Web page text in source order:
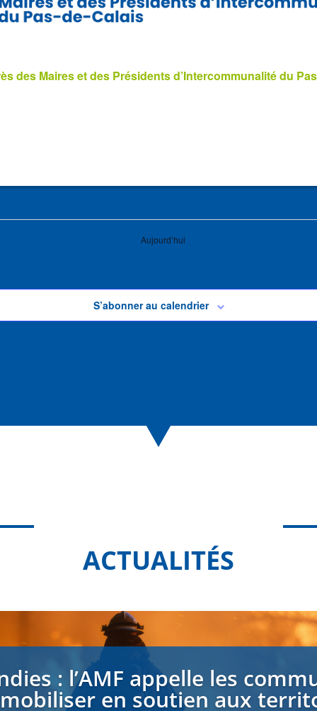
des Maires et des Présidents d’Intercommunalité du
Aujourd’hui
S’abonner au calendrier
ACTUALITÉS
: l’AMF appelle les
en soutien aux